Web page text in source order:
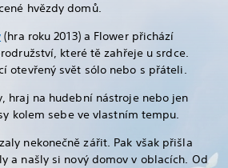
hvězdy domů.
(hra roku 2013) a Flower přichází
které tě zahřeje u srdce.
otevřený svět sólo nebo s přáteli.
hraj na hudební nástroje nebo jen
kolem sebe ve vlastním tempu.
nekonečně zářit. Pak však přišla
a našly si nový domov v oblacích. Od